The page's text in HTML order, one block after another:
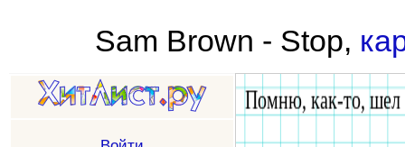
Sam Brown - Stop,